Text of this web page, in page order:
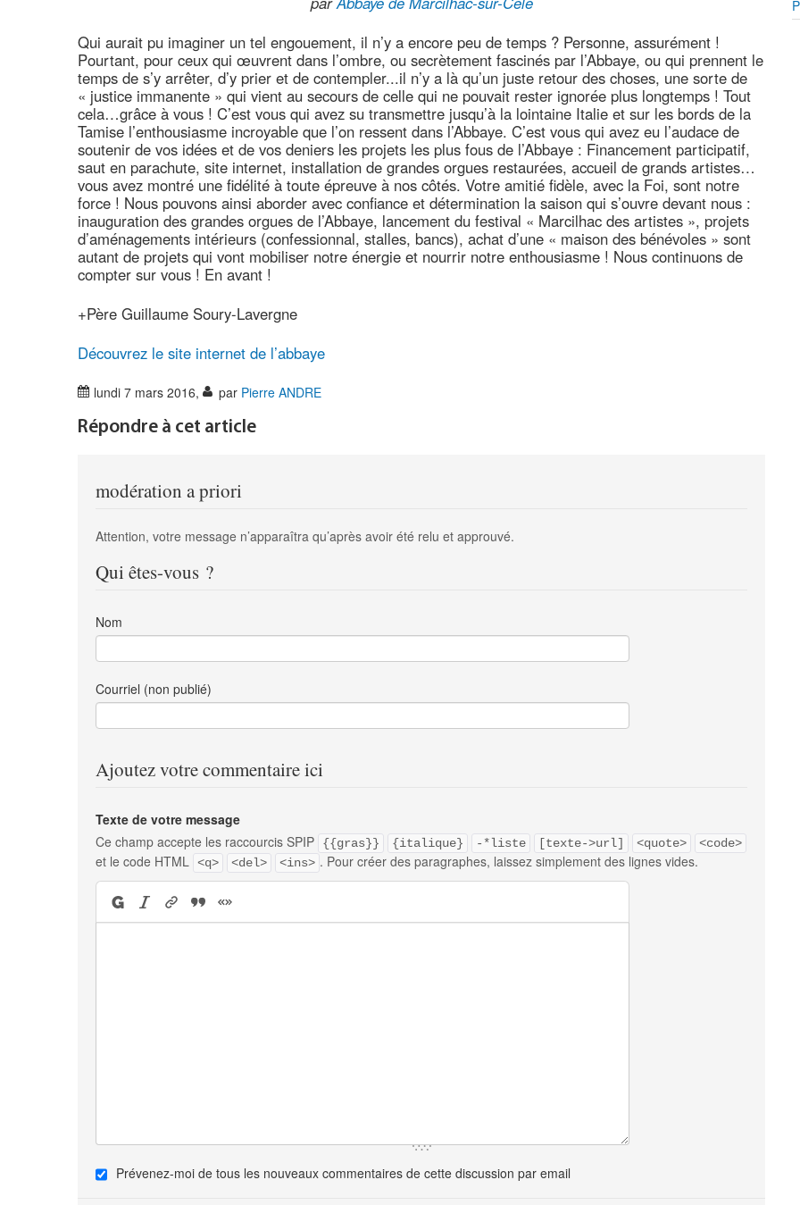
Qui aurait pu imaginer un tel engouement, il n’y a encore peu de temps ? Personne, assurément !
Pourtant, pour ceux qui œuvrent dans l’ombre, ou secrètement fascinés par l’Abbaye, ou qui prennent le
temps de s’y arrêter, d’y prier et de contempler...il n’y a là qu’un juste retour des choses, une sorte de
« justice immanente » qui vient au secours de celle qui ne pouvait rester ignorée plus longtemps ! Tout
cela…grâce à vous ! C’est vous qui avez su transmettre jusqu’à la lointaine Italie et sur les bords de la
Tamise l’enthousiasme incroyable que l’on ressent dans l’Abbaye. C’est vous qui avez eu l’audace de
soutenir de vos idées et de vos deniers les projets les plus fous de l’Abbaye : Financement participatif,
saut en parachute, site internet, installation de grandes orgues restaurées, accueil de grands artistes…
vous avez montré une fidélité à toute épreuve à nos côtés. Votre amitié fidèle, avec la Foi, sont notre
force ! Nous pouvons ainsi aborder avec confiance et détermination la saison qui s’ouvre devant nous :
inauguration des grandes orgues de l’Abbaye, lancement du festival « Marcilhac des artistes », projets
d’aménagements intérieurs (confessionnal, stalles, bancs), achat d’une « maison des bénévoles » sont
autant de projets qui vont mobiliser notre énergie et nourrir notre enthousiasme ! Nous continuons de
compter sur vous ! En avant !
+Père Guillaume Soury-Lavergne
Découvrez le site internet de l’abbaye
lundi 7 mars 2016, par Pierre ANDRE
Répondre à cet article
modération a priori
Attention, votre message n’apparaîtra qu’après avoir été relu et approuvé.
Qui êtes-vous ?
Nom
Courriel (non publié)
Ajoutez votre commentaire ici
Texte de votre message
Ce champ accepte les raccourcis SPIP
{{gras}} {italique} -*liste [texte->url] <quote> <code>
et le code HTML <q> <del> <ins> . Pour créer des paragraphes, laissez simplement des lignes vides.
Prévenez-moi de tous les nouveaux commentaires de cette discussion par email